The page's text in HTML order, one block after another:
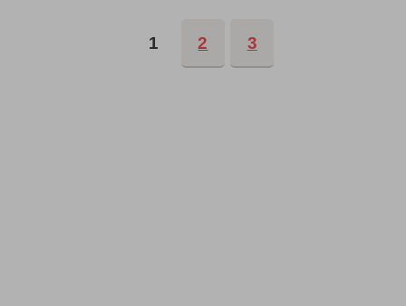
1 2 3